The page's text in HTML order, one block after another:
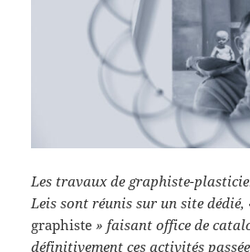
Les travaux de graphiste-
Leis sont réunis sur un site
graphiste» faisant office de
définitivement ces activités